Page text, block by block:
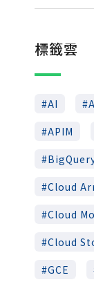
標籤雲
AI
APIM
Cloud
Cloud
Cloud
GCE